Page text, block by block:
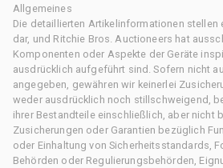
Allgemeines
Die detaillierten Artikelinformationen stellen
dar, und Ritchie Bros. Auctioneers hat
Komponenten oder Aspekte der Geräte
ausdrücklich aufgeführt sind. Sofern nicht
angegeben, gewähren wir keinerlei
weder ausdrücklich noch stillschweigend,
ihrer Bestandteile einschließlich, aber nicht
Zusicherungen oder Garantien bezüglich
oder Einhaltung von Sicherheitsstandards,
Behörden oder Regulierungsbehörden,